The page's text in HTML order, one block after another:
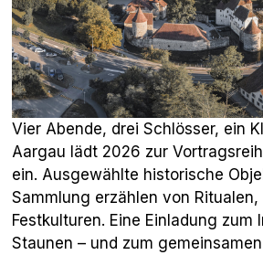
Vier Abende, drei Schlösser, ein
Aargau lädt 2026 zur
ein. Ausgewählte historische
Sammlung erzählen von
Festkulturen. Eine Einladung zum
Staunen – und zum